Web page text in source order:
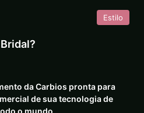
Estilo
da Carbios pronta para
de sua tecnologia de